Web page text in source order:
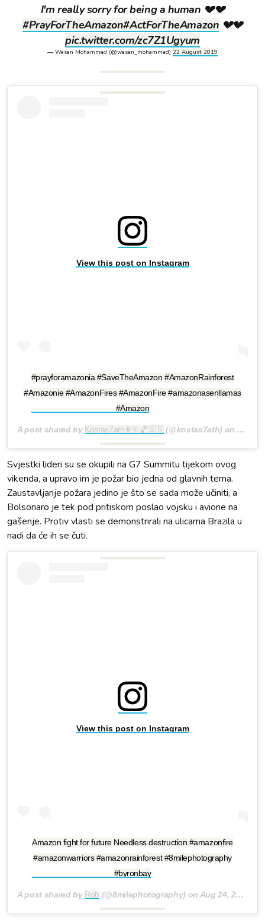
I'm really sorry for being a human 💔💔
#PrayForTheAmazon#ActForTheAmazon 💔💔
pic.twitter.com/zc7Z1Ugyum
— Wasan Mohammad (@wasan_mohammad) 22 August 2019
View this post on Instagram
#prayforamazonia #SaveTheAmazon #AmazonRainforest
#Amazonie #AmazonFires #AmazonFire #amazonasenllamas
#Amazon
A post shared by Kostas7ath⛹🏃🏀🇬🇷(@kostas7ath) on Aug
Svjestki lideri su se okupili na G7 Summitu tijekom ovog
vikenda, a upravo im je požar bio jedna od glavnih tema.
Zaustavljanje požara jedino je što se sada može učiniti, a
Bolsonaro je tek pod pritiskom poslao vojsku i avione na
gašenje. Protiv vlasti se demonstrirali na ulicama Brazila u
nadi da će ih se čuti.
View this post on Instagram
Amazon fight for future Needless destruction #amazonfire
#amazonwarriors #amazonrainforest #8milephotography
#byronbay
A post shared by Rob (@8milephotography) on Aug 24, 2019 at 10:34pm PDT